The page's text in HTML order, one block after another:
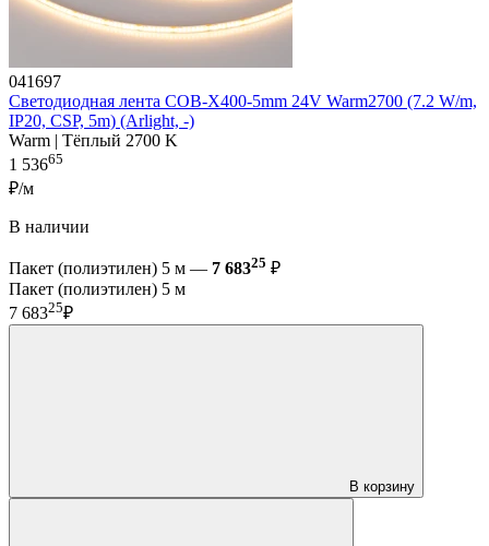
041697
Светодиодная лента COB-X400-5mm 24V Warm2700 (7.2 W/m,
IP20, CSP, 5m) (Arlight, -)
Warm | Тёплый 2700 K
1 53665
₽/м
В наличии
Пакет (полиэтилен) 5 м — 7 68325 ₽
Пакет (полиэтилен) 5 м
7 68325₽
В корзину